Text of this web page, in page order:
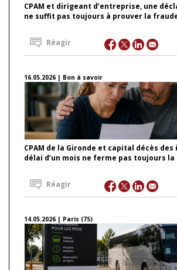
CPAM et dirigeant d’entreprise, une
ne suffit pas toujours à prouver la
Réagir
16.05.2026 | Bon à savoir
CPAM de la Gironde et capital décès
délai d’un mois ne ferme pas toujours
Réagir
14.05.2026 | Paris (75)